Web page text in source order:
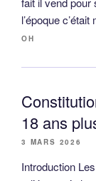
l’époque
OH
18 ans
3 MARS 2026
Introduction